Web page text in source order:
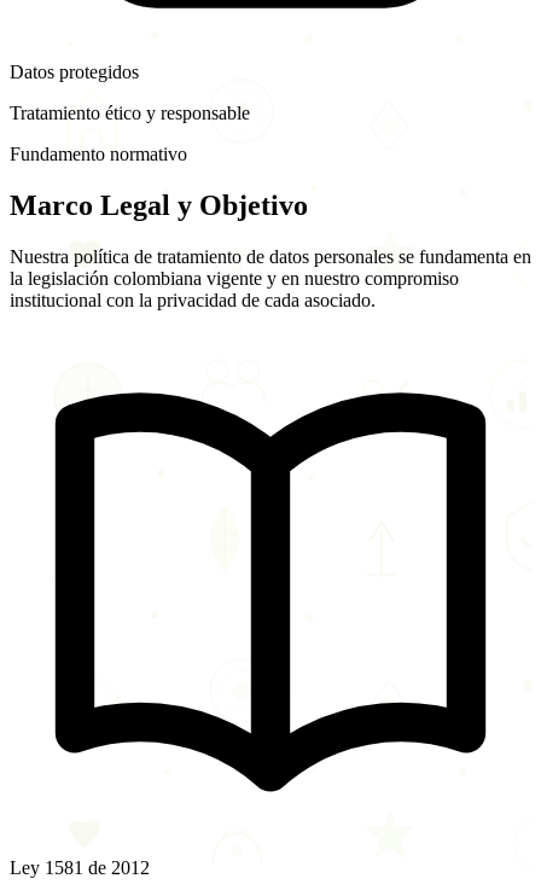
Datos protegidos
Tratamiento ético y responsable
Fundamento normativo
Marco Legal y Objetivo
Nuestra política de tratamiento de datos personales se fundamenta en
la legislación colombiana vigente y en nuestro compromiso
institucional con la privacidad de cada asociado.
Ley 1581 de 2012